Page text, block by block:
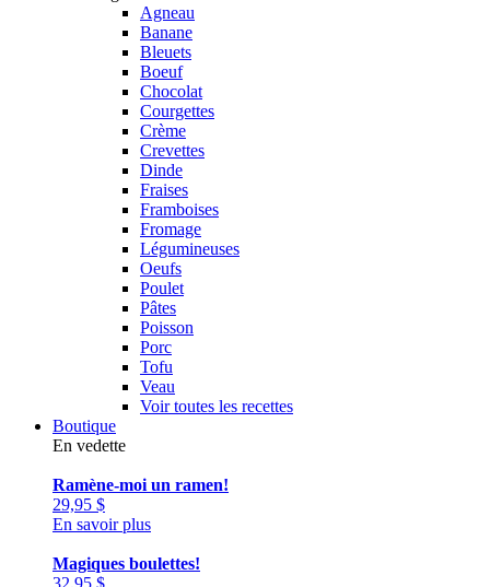
Agneau
Banane
Bleuets
Boeuf
Chocolat
Courgettes
Crème
Crevettes
Dinde
Fraises
Framboises
Fromage
Légumineuses
Oeufs
Poulet
Pâtes
Poisson
Porc
Tofu
Veau
Voir toutes les recettes
Boutique
En vedette
Ramène-moi un ramen!
29,95 $
En savoir plus
Magiques boulettes!
32,95 $